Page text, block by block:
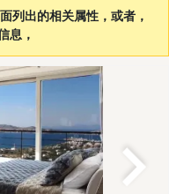
列出的相关属性，或者，
息，